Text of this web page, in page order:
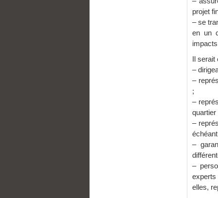
projet
– se
en un
Il serait
–
–
;
–
quartier
–
–
–
experts
elles,